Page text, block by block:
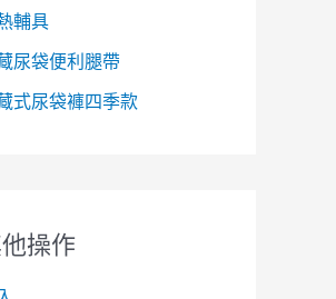
輔具
尿袋便利腿帶
式尿袋褲四季款
操作